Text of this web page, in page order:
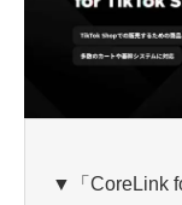
▼「CoreLink